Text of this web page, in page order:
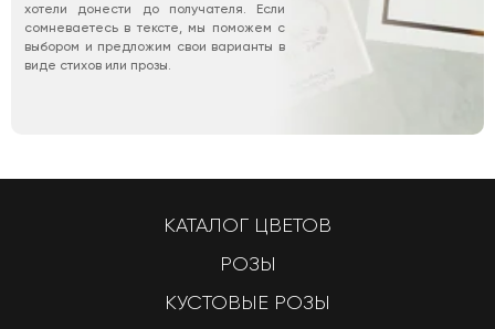
хотели донести до получателя. Если
сомневаетесь в тексте, мы поможем с
выбором и предложим свои варианты в
виде стихов или прозы.
КАТАЛОГ ЦВЕТОВ
РОЗЫ
КУСТОВЫЕ РОЗЫ